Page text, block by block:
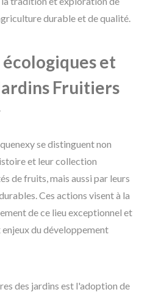
durable et de qualité.
et
Fruitiers
se distinguent non
et leur collection
de fruits, mais aussi par leurs
Ces actions visent à la
de ce lieu exceptionnel et
du développement
des jardins est l'adoption de